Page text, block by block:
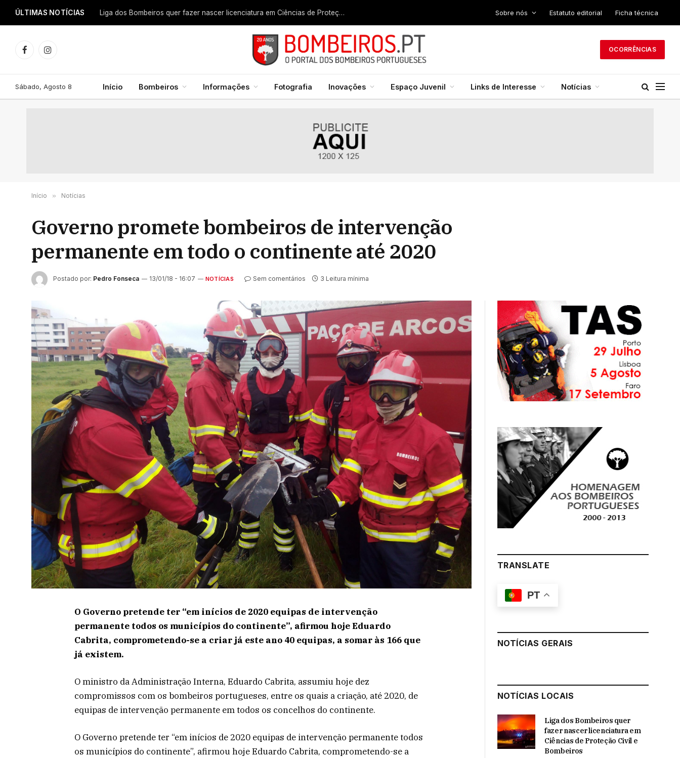
ÚLTIMAS NOTÍCIAS Liga dos Bombeiros quer fazer nascer licenciatura em Ciências de Proteção Civil e Bombeiros Sobre nós Estatuto editorial Ficha técnica
FacebookInstagram
OCORRÊNCIAS
Sábado, Agosto 8 Início Bombeiros Informações Fotografia Inovações Espaço Juvenil Links de Interesse Notícias
Início » Notícias
Governo promete bombeiros de intervenção
permanente em todo o continente até 2020
Postado por: Pedro Fonseca 13/01/18 - 16:07 NOTÍCIAS Sem comentários 3 Leitura mínima
O Governo pretende ter “em inícios de 2020 equipas de intervenção
permanente todos os municípios do continente”, afirmou hoje Eduardo
Cabrita, comprometendo-se a criar já este ano 40 equipas, a somar às 166 que
já existem.
O ministro da Administração Interna, Eduardo Cabrita, assumiu hoje dez
compromissos com os bombeiros portugueses, entre os quais a criação, até 2020, de
equipas de intervenção permanente em todos os concelhos do continente.
O Governo pretende ter “em inícios de 2020 equipas de intervenção permanente todos
os municípios do continente”, afirmou hoje Eduardo Cabrita, comprometendo-se a
TRANSLATE
PT
NOTÍCIAS GERAIS
NOTÍCIAS LOCAIS
Liga dos Bombeiros quer
fazer nascer licenciatura em
Ciências de Proteção Civil e
Bombeiros